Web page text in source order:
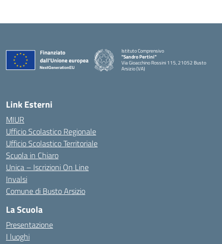
Istituto Comprensivo
"Sandro Pertini"
Via Gioacchino Rossini 115, 21052 Busto
Arsizio (VA)
Link Esterni
MIUR
Ufficio Scolastico Regionale
Ufficio Scolastico Territoriale
Scuola in Chiaro
Unica – Iscrizioni On Line
Invalsi
Comune di Busto Arsizio
La Scuola
Presentazione
I luoghi